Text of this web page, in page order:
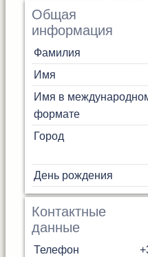
Общая
информация
Фамилия
Имя
Имя в
формате
Город
День рождения
Контактные
данные
Телефон